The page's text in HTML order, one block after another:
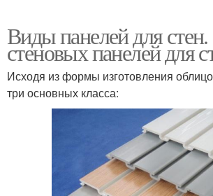
Виды панелей для стен.
стеновых панелей для
Исходя из формы изготовления
три основных класса: